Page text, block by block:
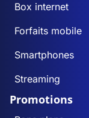
Box internet
Forfaits mobile
Smartphones
Streaming
Promotions